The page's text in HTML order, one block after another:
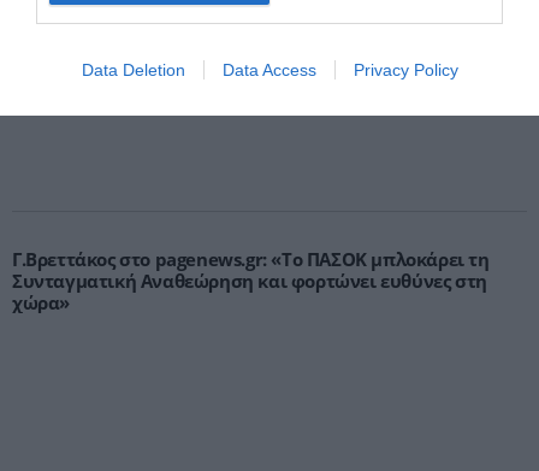
Data Deletion Data Access Privacy Policy
Γ.Βρεττάκος στο pagenews.gr: «Το ΠΑΣΟΚ μπλοκάρει τη
Συνταγματική Αναθεώρηση και φορτώνει ευθύνες στη
χώρα»